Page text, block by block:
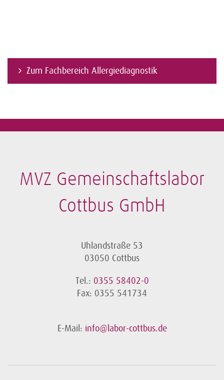
Zum Fachbereich Allergiediagnostik
MVZ Gemeinschaftslabor
Cottbus GmbH
Uhlandstraße 53
03050 Cottbus
Tel.: 0355 58402-0
Fax: 0355 541734
E-Mail: info@labor-cottbus.de